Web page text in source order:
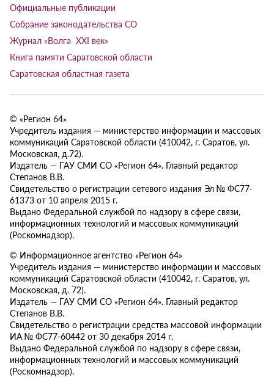
Официальные публикации
Собрание законодательства СО
Журнал «Волга XXI век»
Книга памяти Саратовской области
Саратовская областная газета
© «Регион 64»
Учредитель издания — министерство информации и массовых
коммуникаций Саратовской области (410042, г. Саратов, ул.
Московская, д.72).
Издатель — ГАУ СМИ СО «Регион 64». Главный редактор
Степанов В.В.
Свидетельство о регистрации сетевого издания Эл № ФС77-
61373 от 10 апреля 2015 г.
Выдано Федеральной службой по надзору в сфере связи,
информационных технологий и массовых коммуникаций
(Роскомнадзор).
© Информационное агентство «Регион 64»
Учредитель издания — министерство информации и массовых
коммуникаций Саратовской области (410042, г. Саратов, ул.
Московская, д. 72).
Издатель — ГАУ СМИ СО «Регион 64». Главный редактор
Степанов В.В.
Свидетельство о регистрации средства массовой информации
ИА № ФС77-60442 от 30 декабря 2014 г.
Выдано Федеральной службой по надзору в сфере связи,
информационных технологий и массовых коммуникаций
(Роскомнадзор).